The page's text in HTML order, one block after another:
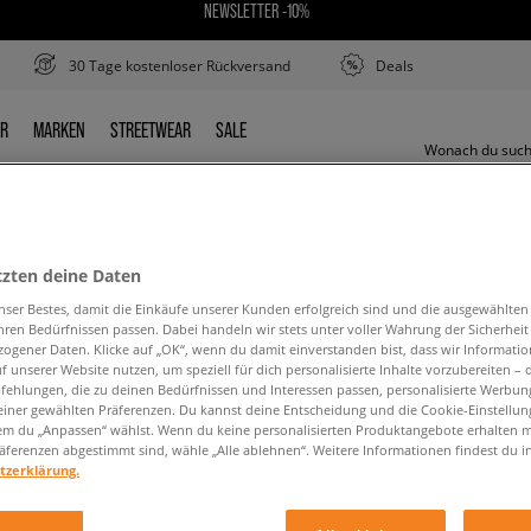
NEWSLETTER -10%
30 Tage kostenloser Rückversand Deals
MARKEN
MARKEN STREETWEAR
STREETWEAR SALE
SALE
PUMA ST ACTIVATE
den Suchbegriff. Versuche, weniger Filter zu
ZURÜCK ZUM SHOP
deine Daten
Bestes, damit die Einkäufe unserer Kunden erfolgreich sind und die
Bedürfnissen passen. Dabei handeln wir stets unter voller Wahrung der
Daten. Klicke auf „OK“, wenn du damit einverstanden bist, dass wir
unserer Website nutzen, um speziell für dich personalisierte Inhalte vorzubereiten –
die zu deinen Bedürfnissen und Interessen passen, personalisierte
gewählten Präferenzen. Du kannst deine Entscheidung und die Cookie-
du „Anpassen“ wählst. Wenn du keine personalisierten Produktangebote erhalten
abgestimmt sind, wähle „Alle ablehnen“. Weitere Informationen findest du